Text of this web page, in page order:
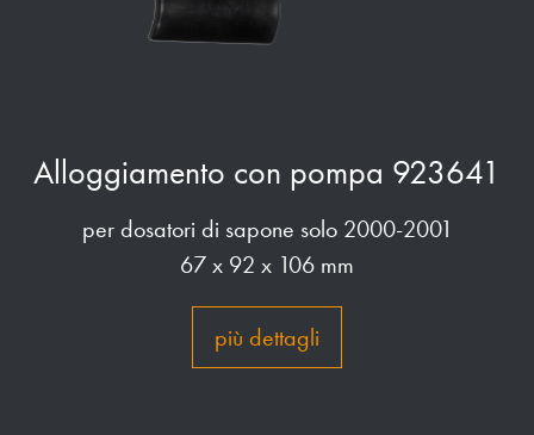
Alloggiamento con pompa 923641
per dosatori di sapone solo 2000-2001
67 x 92 x 106 mm
più dettagli